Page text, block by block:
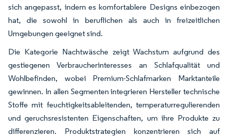
sich angepasst, indem es komfortablere Designs einbezogen
hat, die sowohl in beruflichen als auch in freizeitlichen
Umgebungen geeignet sind.
Die Kategorie Nachtwäsche zeigt Wachstum aufgrund des
gestiegenen Verbraucherinteresses an Schlafqualität und
Wohlbefinden, wobei Premium-Schlafmarken Marktanteile
gewinnen. In allen Segmenten integrieren Hersteller technische
Stoffe mit feuchtigkeitsableitenden, temperaturregulierenden
und geruchsresistenten Eigenschaften, um ihre Produkte zu
differenzieren. Produktstrategien konzentrieren sich auf